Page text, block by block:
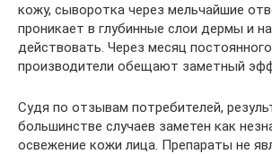
кожу, сыворотка через мельчайшие
проникает в глубинные слои дермы и
действовать. Через месяц
производители обещают заметный
Судя по отзывам потребителей,
большинстве случаев заметен как
освежение кожи лица. Препараты не